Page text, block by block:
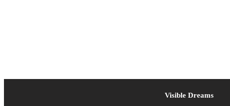
Visible Dreams